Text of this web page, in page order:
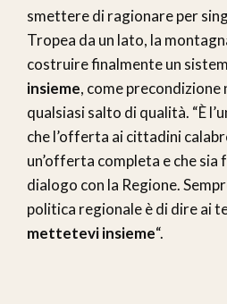
smettere di ragionare per
Tropea da un lato, la
costruire finalmente un
insieme, come precondizione
qualsiasi salto di qualità. “È
che l’offerta ai cittadini
un’offerta completa e che
dialogo con la Regione.
politica regionale è di dire ai
mettetevi insieme“.